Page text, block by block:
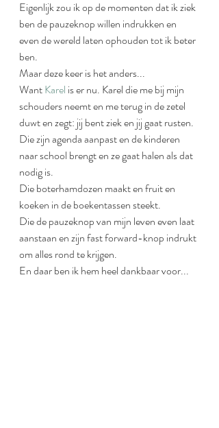
Eigenlijk zou ik op de momenten dat ik ziek
ben de pauzeknop willen indrukken en
even de wereld laten ophouden tot ik beter
ben.
Maar deze keer is het anders...
Want Karel is er nu. Karel die me bij mijn
schouders neemt en me terug in de zetel
duwt en zegt: jij bent ziek en jij gaat rusten.
Die zijn agenda aanpast en de kinderen
naar school brengt en ze gaat halen als dat
nodig is.
Die boterhamdozen maakt en fruit en
koeken in de boekentassen steekt.
Die de pauzeknop van mijn leven even laat
aanstaan en zijn fast forward-knop indrukt
om alles rond te krijgen.
En daar ben ik hem heel dankbaar voor...